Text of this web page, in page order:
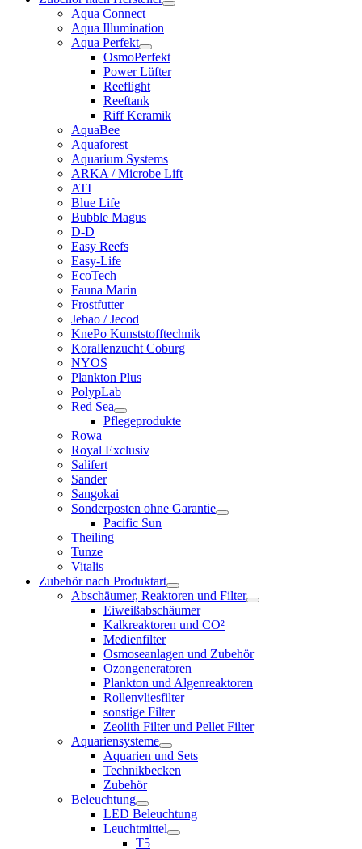
Aqua Connect
Aqua Illumination
Aqua Perfekt
OsmoPerfekt
Power Lüfter
Reeflight
Reeftank
Riff Keramik
AquaBee
Aquaforest
Aquarium Systems
ARKA / Microbe Lift
ATI
Blue Life
Bubble Magus
D-D
Easy Reefs
Easy-Life
EcoTech
Fauna Marin
Frostfutter
Jebao / Jecod
KnePo Kunststofftechnik
Korallenzucht Coburg
NYOS
Plankton Plus
PolypLab
Red Sea
Pflegeprodukte
Rowa
Royal Exclusiv
Salifert
Sander
Sangokai
Sonderposten ohne Garantie
Pacific Sun
Theiling
Tunze
Vitalis
Zubehör nach Produktart
Abschäumer, Reaktoren und Filter
Eiweißabschäumer
Kalkreaktoren und CO²
Medienfilter
Osmoseanlagen und Zubehör
Ozongeneratoren
Plankton und Algenreaktoren
Rollenvliesfilter
sonstige Filter
Zeolith Filter und Pellet Filter
Aquariensysteme
Aquarien und Sets
Technikbecken
Zubehör
Beleuchtung
LED Beleuchtung
Leuchtmittel
T5